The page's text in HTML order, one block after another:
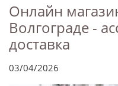
Онлайн
Волгограде -
доставка
03/04/2026